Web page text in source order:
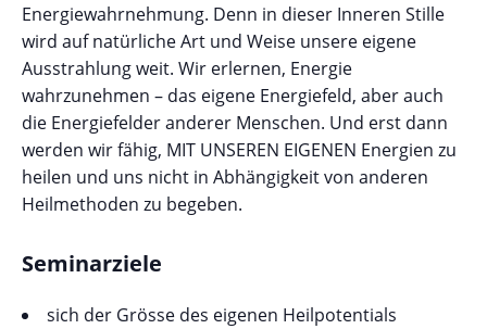
Energiewahrnehmung. Denn in dieser Inneren Stille
wird auf natürliche Art und Weise unsere eigene
Ausstrahlung weit. Wir erlernen, Energie
wahrzunehmen – das eigene Energiefeld, aber auch
die Energiefelder anderer Menschen. Und erst dann
werden wir fähig, MIT UNSEREN EIGENEN Energien zu
heilen und uns nicht in Abhängigkeit von anderen
Heilmethoden zu begeben.
Seminarziele
sich der Grösse des eigenen Heilpotentials